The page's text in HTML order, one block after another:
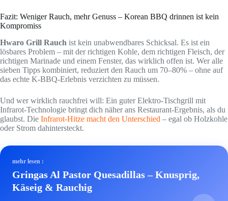
Fazit: Weniger Rauch, mehr Genuss – Korean BBQ drinnen ist kein
Kompromiss
Hwaro Grill Rauch ist kein unabwendbares Schicksal. Es ist ein
lösbares Problem – mit der richtigen Kohle, dem richtigen Fleisch, der
richtigen Marinade und einem Fenster, das wirklich offen ist. Wer alle
sieben Tipps kombiniert, reduziert den Rauch um 70–80% – ohne auf
das echte K-BBQ-Erlebnis verzichten zu müssen.
Und wer wirklich rauchfrei will: Ein guter Elektro-Tischgrill mit
Infrarot-Technologie bringt dich näher ans Restaurant-Ergebnis, als du
glaubst. Die Infrarot-Hitze macht den Unterschied – egal ob Holzkohle
oder Strom dahintersteckt.
mehr lesen :
Gringas Al Pastor Quesadillas – Knusprig,
Käseig & Rauchig